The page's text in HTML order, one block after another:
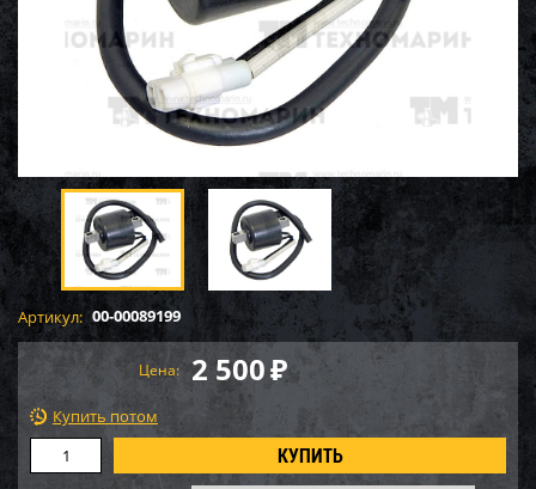
Артикул: 00-00089199
Цена: 2 500₽
Купить потом